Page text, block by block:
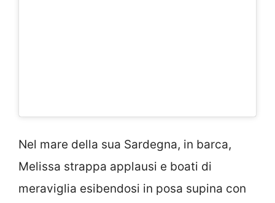
Nel mare della sua Sardegna, in barca,
Melissa strappa applausi e boati di
meraviglia esibendosi in posa supina con